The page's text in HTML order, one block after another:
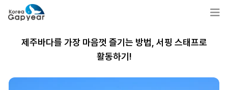
제주바다를 가장 마음껏 즐기는 방법, 서핑 스태프로
활동하기!